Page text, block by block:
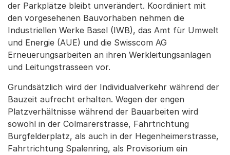
der Parkplätze bleibt unverändert. Koordiniert mit
den vorgesehenen Bauvorhaben nehmen die
Industriellen Werke Basel (IWB), das Amt für Umwelt
und Energie (AUE) und die Swisscom AG
Erneuerungsarbeiten an ihren Werkleitungsanlagen
und Leitungstrasseen vor.
Grundsätzlich wird der Individualverkehr während der
Bauzeit aufrecht erhalten. Wegen der engen
Platzverhältnisse während der Bauarbeiten wird
sowohl in der Colmarerstrasse, Fahrtrichtung
Burgfelderplatz, als auch in der Hegenheimerstrasse,
Fahrtrichtung Spalenring, als Provisorium ein